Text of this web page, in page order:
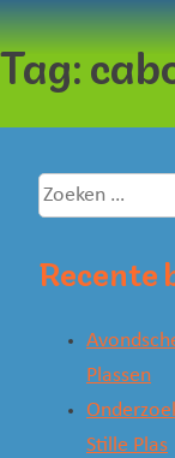
naar
content
Tag:
Zoeken
naar:
Recente
Plassen
Stille Plas